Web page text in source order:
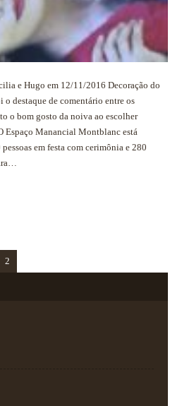
e Hugo em 12/11/2016 Decoração do
destaque de comentário entre os
o bom gosto da noiva ao escolher
Espaço Manancial Montblanc está
em festa com cerimônia e 280
2